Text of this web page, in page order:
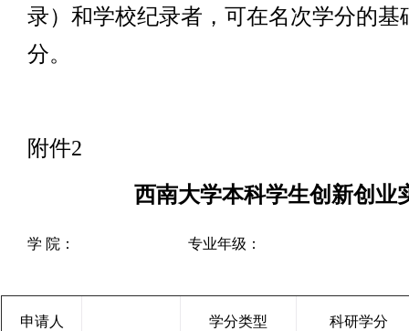
录）和学校纪录者，可在名次学分的基
分。
附件2
西南大学本科学生创新创业
学 院： 专业年级：
申请人 学分类型 科研学分